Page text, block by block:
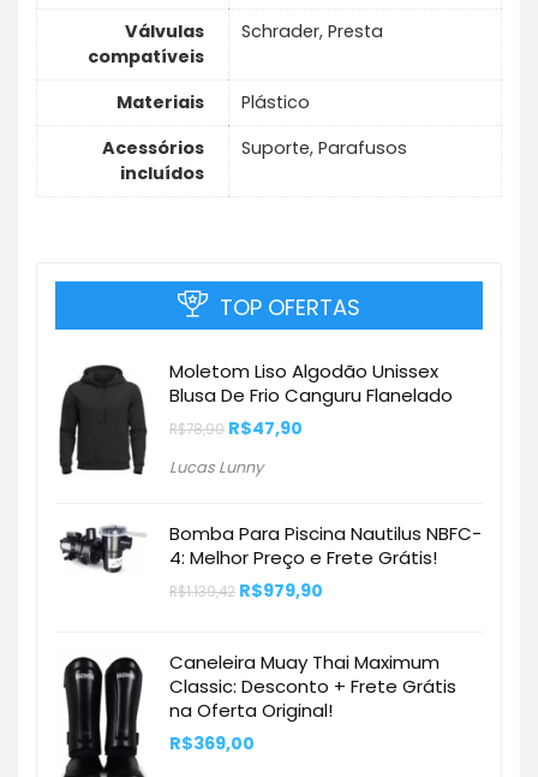
Válvulas
compatíveis
Schrader, Presta
Materiais
Plástico
Acessórios
incluídos
Suporte, Parafusos
TOP OFERTAS
Moletom Liso Algodão Unissex
Blusa De Frio Canguru Flanelado
R$78,90 O
original
era:
R$47,90
Lucas Lunny
Bomba Para Piscina Nautilus NBFC-
4: Melhor Preço e Frete Grátis!
R$1.139,42 O
R$1.139,42.
R$979,90
R$979,90.
Caneleira Muay Thai Maximum
Classic: Desconto + Frete Grátis
na Oferta Original!
R$369,00